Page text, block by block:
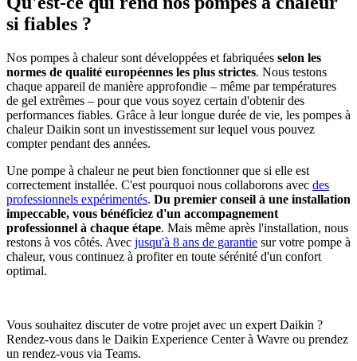
si fiables ?
Nos pompes à chaleur sont développées et fabriquées selon les
normes de qualité européennes les plus strictes. Nous testons
chaque appareil de manière approfondie – même par températures
de gel extrêmes – pour que vous soyez certain d'obtenir des
performances fiables. Grâce à leur longue durée de vie, les pompes à
chaleur Daikin sont un investissement sur lequel vous pouvez
compter pendant des années.
Une pompe à chaleur ne peut bien fonctionner que si elle est
correctement installée. C'est pourquoi nous collaborons avec des
professionnels expérimentés. Du premier conseil à une installation
impeccable, vous bénéficiez d'un accompagnement
professionnel à chaque étape. Mais même après l'installation, nous
restons à vos côtés. Avec jusqu'à 8 ans de garantie sur votre pompe à
chaleur, vous continuez à profiter en toute sérénité d'un confort
optimal.
Vous souhaitez discuter de votre projet avec un expert Daikin ?
Rendez-vous dans le Daikin Experience Center à Wavre ou prendez
un rendez-vous via Teams.